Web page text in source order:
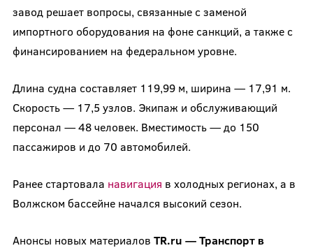
завод решает вопросы, связанные с заменой
импортного оборудования на фоне санкций, а также с
финансированием на федеральном уровне.
Длина судна составляет 119,99 м, ширина — 17,91 м.
Скорость — 17,5 узлов. Экипаж и обслуживающий
персонал — 48 человек. Вместимость — до 150
пассажиров и до 70 автомобилей.
Ранее стартовала навигация в холодных регионах, а в
Волжском бассейне начался высокий сезон.
Анонсы новых материалов TR.ru — Транспорт в